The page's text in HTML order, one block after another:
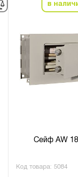
в
Сейф AW
Код товара: 5084